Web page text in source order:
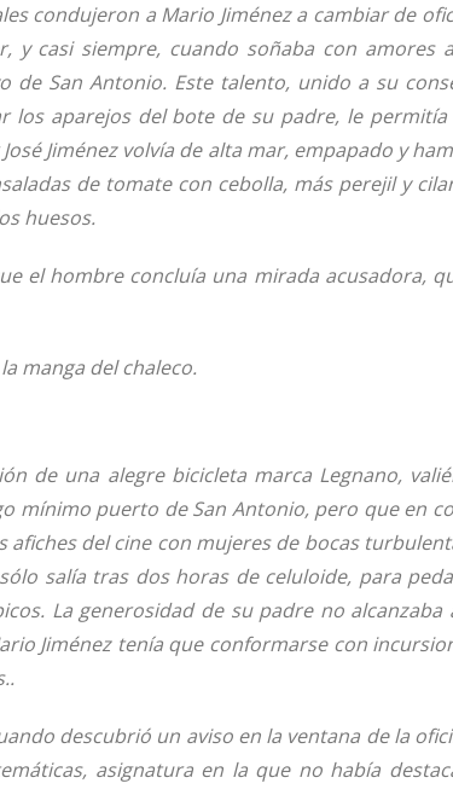
condujeron a Mario Jiménez a cambiar de
y casi siempre, cuando soñaba con amores
San Antonio. Este talento, unido a su
los aparejos del bote de su padre, le
Jiménez volvía de alta mar, empapado y
de tomate con cebolla, más perejil y
huesos.
el hombre concluía una mirada acusadora,
manga del chaleco.
de una alegre bicicleta marca Legnano,
mínimo puerto de San Antonio, pero que en
del cine con mujeres de bocas
salía tras dos horas de celuloide, para
La generosidad de su padre no
Jiménez tenía que conformarse con
descubrió un aviso en la ventana de la
asignatura en la que no había